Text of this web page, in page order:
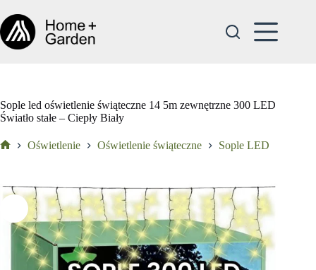
do
treści
Sople led oświetlenie świąteczne 14 5m zewnętrzne 300 LED
Światło stałe – Ciepły Biały
Oświetlenie Oświetlenie świąteczne Sople LED